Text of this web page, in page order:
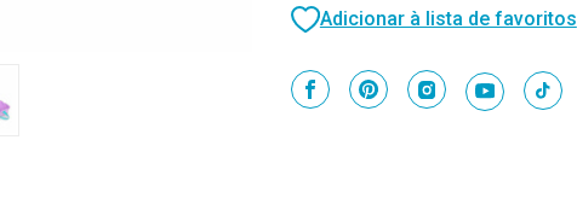
Viagem
Cassie
Gato
+3
Anos
Viagem
Cassie
Gato
+3
Anos
Adicionar à lista de favoritos